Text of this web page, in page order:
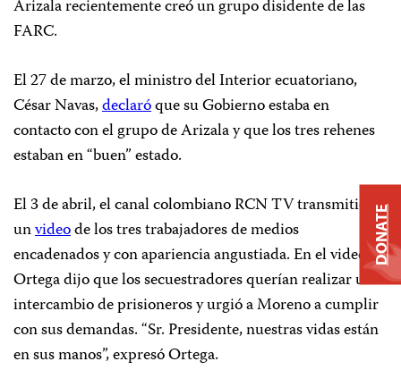
Arizala recientemente creó un grupo disidente de las
FARC.
El 27 de marzo, el ministro del Interior ecuatoriano,
César Navas,declaróque su Gobierno estaba en
contacto con el grupo de Arizala y que los tres rehenes
estaban en “buen” estado.
El 3 de abril, el canal colombiano RCN TV transmitió
unvideode los tres trabajadores de medios
encadenados y con apariencia angustiada. En el video,
Ortega dijo que los secuestradores querían realizar un
intercambio de prisioneros y urgió a Moreno a cumplir
con sus demandas. “Sr. Presidente, nuestras vidas están
en sus manos”, expresó Ortega.
DONATE